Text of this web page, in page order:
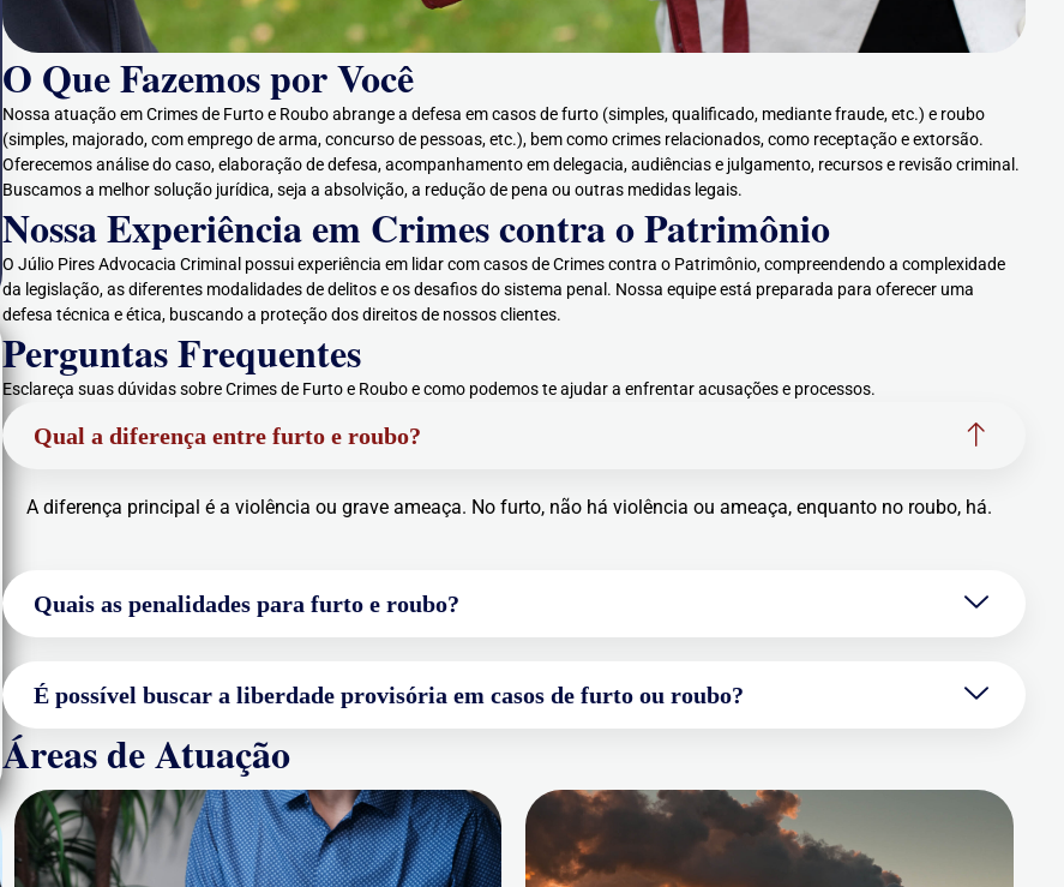
O Que Fazemos por Você
Nossa atuação em Crimes de Furto e Roubo abrange a defesa em casos de furto (simples, qualificado, mediante fraude, etc.) e roubo
(simples, majorado, com emprego de arma, concurso de pessoas, etc.), bem como crimes relacionados, como receptação e extorsão.
Oferecemos análise do caso, elaboração de defesa, acompanhamento em delegacia, audiências e julgamento, recursos e revisão criminal.
Buscamos a melhor solução jurídica, seja a absolvição, a redução de pena ou outras medidas legais.
Nossa Experiência em Crimes contra o Patrimônio
O Júlio Pires Advocacia Criminal possui experiência em lidar com casos de Crimes contra o Patrimônio, compreendendo a complexidade
da legislação, as diferentes modalidades de delitos e os desafios do sistema penal. Nossa equipe está preparada para oferecer uma
defesa técnica e ética, buscando a proteção dos direitos de nossos clientes.
Perguntas Frequentes
Esclareça suas dúvidas sobre Crimes de Furto e Roubo e como podemos te ajudar a enfrentar acusações e processos.
Qual a diferença entre furto e roubo?
A diferença principal é a violência ou grave ameaça. No furto, não há violência ou ameaça, enquanto no roubo, há.
Quais as penalidades para furto e roubo?
É possível buscar a liberdade provisória em casos de furto ou roubo?
Áreas de Atuação